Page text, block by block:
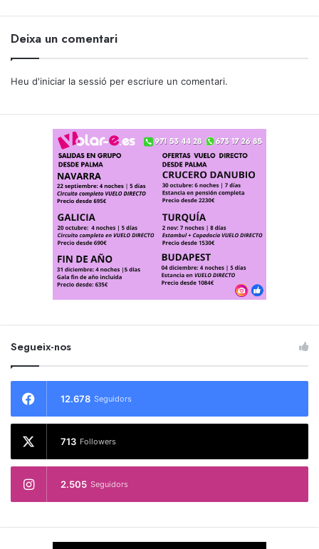
Deixa un comentari
Heu d'iniciar la sessió per escriure un comentari.
Segueix-nos
12.678 Seguidors
713 Followers
2.505 Seguidors